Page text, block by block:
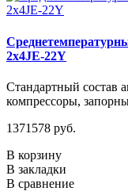
2x4JE-22Y
Стандартный состав
компрессоры,
1371578 руб.
В корзину
В закладки
В сравнение